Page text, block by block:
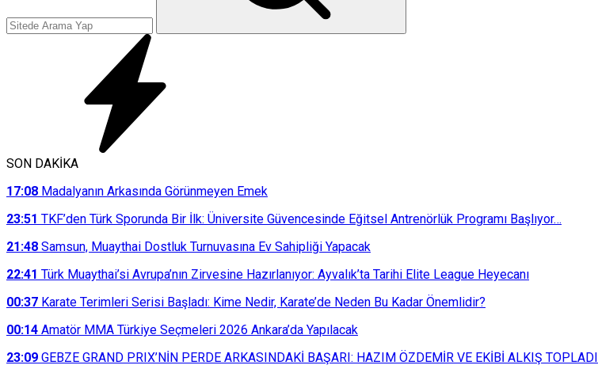
SON DAKİKA
17:08 Madalyanın Arkasında Görünmeyen Emek
23:51 TKF’den Türk Sporunda Bir İlk: Üniversite Güvencesinde Eğitsel Antrenörlük Programı Başlıyor…
21:48 Samsun, Muaythai Dostluk Turnuvasına Ev Sahipliği Yapacak
22:41 Türk Muaythai’si Avrupa’nın Zirvesine Hazırlanıyor: Ayvalık’ta Tarihi Elite League Heyecanı
00:37 Karate Terimleri Serisi Başladı: Kime Nedir, Karate’de Neden Bu Kadar Önemlidir?
00:14 Amatör MMA Türkiye Seçmeleri 2026 Ankara’da Yapılacak
23:09 GEBZE GRAND PRIX’NİN PERDE ARKASINDAKİ BAŞARI: HAZIM ÖZDEMİR VE EKİBİ ALKIŞ TOPLADI